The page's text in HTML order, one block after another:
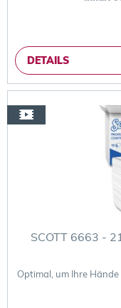
DETAILS
SCOTT 6663 -
Optimal, um Ihre